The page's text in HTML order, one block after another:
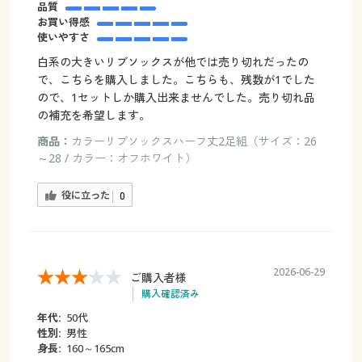
品質
お買い得感
使いやすさ
白系の大きいリブソックスが他では売り切れだったの
で、こちらを購入しました。こちらも、残数が1でした
ので、1セットしか購入出来ませんでした。売り切れ品
の補充を希望します。
商品： カラーリブソックスハーフ丈2足組（サイズ：26
～28 / カラー：オフホワイト）
役に立った 0
ご購入者様
購入確認済み
2026-06-29
年代: 50代
性別: 男性
身長: 160～165cm